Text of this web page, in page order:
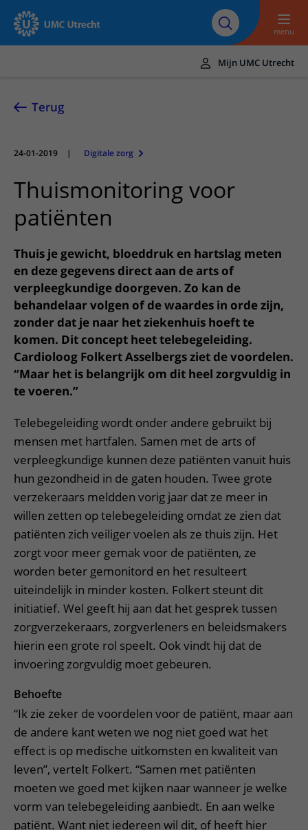
Naar hoofdinhoud
Over UMC
Utrecht
Research
Werken bij het UMC
Utrecht
menu
UMC Utrecht
Zorg en behandeling
Ziekten en aandoeningen
Behandelingen
Verpleegafdelingen
Onze zorgverleners
Onderzoeken en diagnostiek
Het Wilhelmina Kinderziekenhuis
Afspraak en opname
Afspraak maken of wijzigen
Opname in het ziekenhuis
Voorbereiding op uw afspraak
Bloedprikken
Wachttijden
Bezoektijden
Wijzigen patiëntgegevens
In het ziekenhuis
Apotheek
Winkels en restaurants
Faciliteiten en voorzieningen
Bezoekregels
Kwaliteit en veiligheid
Contact en route
Spoed
Contactgegevens
Route naar het ziekenhuis
Parkeren
Wegwijs in het ziekenhuis
Contact met polikliniek
Contact met verpleegafdeling
Het Wilhelmina Kinderziekenhuis
Verwijzers
Patiënt verwijzen
Teleconsult aanvragen
Diagnostiek aanvragen
Zorgverlenersportaal
Meer UMC Utrecht
Over UMC Utrecht
Research
Onderwijs
Werken bij het UMC Utrecht
Mijn UMC Utrecht
Terug
24-01-2019 | Digitale zorg
Thuismonitoring voor
patiënten
Thuis je gewicht, bloeddruk en hartslag meten
en deze gegevens direct aan de arts of
verpleegkundige doorgeven. Zo kan de
behandelaar volgen of de waardes in orde zijn,
zonder dat je naar het ziekenhuis hoeft te
komen. Dit concept heet telebegeleiding.
Cardioloog Folkert Asselbergs ziet de voordelen.
“Maar het is belangrijk om dit heel zorgvuldig in
te voeren.”
Telebegeleiding wordt onder andere gebruikt bij
mensen met hartfalen. Samen met de arts of
verpleegkundige kunnen deze patiënten vanuit huis
hun gezondheid in de gaten houden. Twee grote
verzekeraars meldden vorig jaar dat ze meer in
willen zetten op telebegeleiding omdat ze zien dat
patiënten zich veiliger voelen als ze thuis zijn. Het
zorgt voor meer gemak voor de patiënten, ze
worden beter gemonitord en het resulteert
uiteindelijk in minder kosten. Folkert steunt dit
initiatief. Wel geeft hij aan dat het gesprek tussen
zorgverzekeraars, zorgverleners en beleidsmakers
hierin een grote rol speelt. Ook vindt hij dat de
invoering zorgvuldig moet gebeuren.
Behoefte
“Ik zie zeker de voordelen voor de patiënt, maar aan
de andere kant weten we nog niet goed wat het
effect is op medische uitkomsten en kwaliteit van
leven”, vertelt Folkert. “Samen met patiënten
moeten we goed met kijken naar wanneer je welke
vorm van telebegeleiding aanbiedt. En aan welke
patiënt. Want niet iedereen wil dit, of heeft hier